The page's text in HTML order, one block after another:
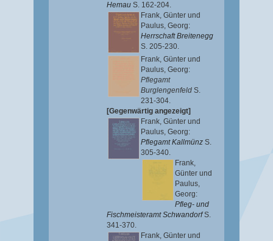
Hemau S. 162-204.
Frank, Günter und
Paulus, Georg:
Herrschaft Breitenegg
S. 205-230.
Frank, Günter und
Paulus, Georg:
Pflegamt
Burglengenfeld S.
231-304.
[Gegenwärtig angezeigt]
Frank, Günter und
Paulus, Georg:
Pflegamt Kallmünz S.
305-340.
Frank,
Günter und
Paulus,
Georg:
Pfleg- und
Fischmeisteramt SchwandorfS.
341-370.
Frank, Günter und